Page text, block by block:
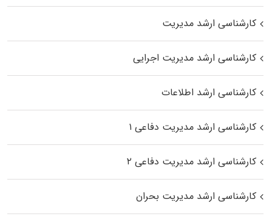
کارشناسی ارشد مدیریت
کارشناسی ارشد مدیریت اجرایی
کارشناسی ارشد اطلاعات
کارشناسی ارشد مدیریت دفاعی ۱
کارشناسی ارشد مدیریت دفاعی ۲
کارشناسی ارشد مدیریت بحران